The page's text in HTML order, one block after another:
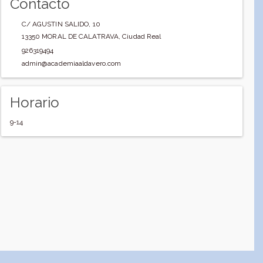
Contacto
C/ AGUSTIN SALIDO, 10
13350 MORAL DE CALATRAVA,Ciudad Real
926319494
admin@academiaaldavero.com
Horario
9-14